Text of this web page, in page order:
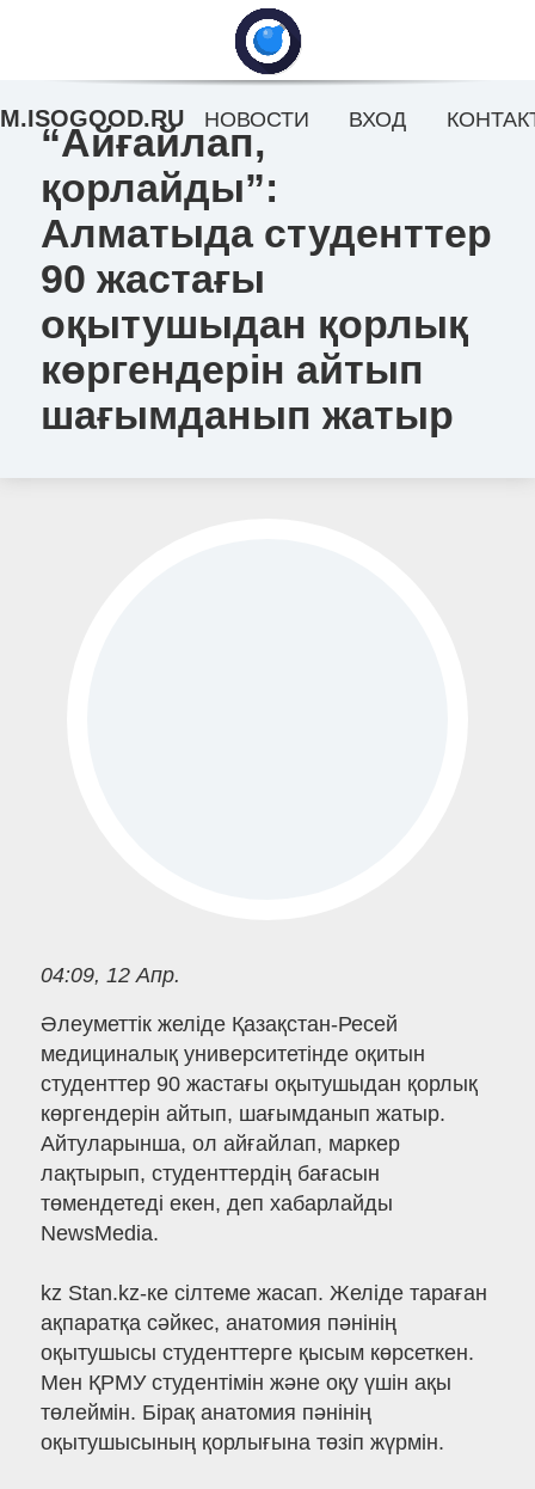
“Айғайлап,
қорлайды”:
Алматыда студенттер
90 жастағы
оқытушыдан қорлық
көргендерін айтып
шағымданып жатыр
04:09, 12 Апр.
Әлеуметтік желіде Қазақстан-Ресей
медициналық университетінде оқитын
студенттер 90 жастағы оқытушыдан қорлық
көргендерін айтып, шағымданып жатыр.
Айтуларынша, ол айғайлап, маркер
лақтырып, студенттердің бағасын
төмендетеді екен, деп хабарлайды
NewsMedia.
kz Stan.kz-ке сілтеме жасап. Желіде тараған
ақпаратқа сәйкес, анатомия пәнінің
оқытушысы студенттерге қысым көрсеткен.
Мен ҚРМУ студентімін және оқу үшін ақы
төлеймін. Бірақ анатомия пәнінің
оқытушысының қорлығына төзіп жүрмін.
M.ISOGOOD.RU НОВОСТИ ВХОД